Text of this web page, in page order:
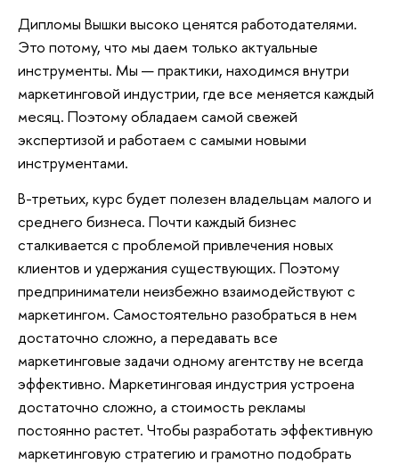
Дипломы Вышки высоко ценятся работодателями.
Это потому, что мы даем только актуальные
инструменты. Мы — практики, находимся внутри
маркетинговой индустрии, где все меняется каждый
месяц. Поэтому обладаем самой свежей
экспертизой и работаем с самыми новыми
инструментами.
В-третьих, курс будет полезен владельцам малого и
среднего бизнеса. Почти каждый бизнес
сталкивается с проблемой привлечения новых
клиентов и удержания существующих. Поэтому
предприниматели неизбежно взаимодействуют с
маркетингом. Самостоятельно разобраться в нем
достаточно сложно, а передавать все
маркетинговые задачи одному агентству не всегда
эффективно. Маркетинговая индустрия устроена
достаточно сложно, а стоимость рекламы
постоянно растет. Чтобы разработать эффективную
маркетинговую стратегию и грамотно подобрать